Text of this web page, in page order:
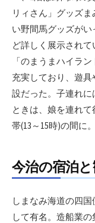
リィさん」グッズ
い野間馬グッズが
ど詳しく展示されて
「のまうまハイラ
充実しており、遊
設だった。子連れに
ときは、娘を連れ
帯(13～15時)の間に。
今治の宿泊
しまなみ海道の四
して有名。造船業